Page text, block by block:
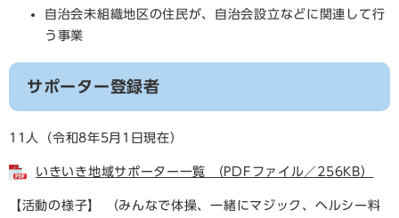
自治会未組織地区の住民が、自治会設立などに関連して行
う事業
サポーター登録者
11人（令和8年5月1日現在）
いきいき地域サポーター一覧 （PDFファイル／256KB）
【活動の様子】 （みんなで体操、一緒にマジック、ヘルシー料